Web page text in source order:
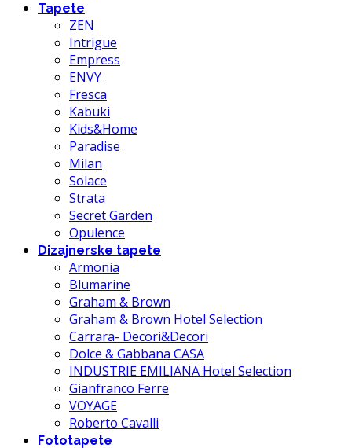
Tapete
ZEN
Intrigue
Empress
ENVY
Fresca
Kabuki
Kids&Home
Paradise
Milan
Solace
Strata
Secret Garden
Opulence
Dizajnerske tapete
Armonia
Blumarine
Graham & Brown
Graham & Brown Hotel Selection
Carrara- Decori&Decori
Dolce & Gabbana CASA
INDUSTRIE EMILIANA Hotel Selection
Gianfranco Ferre
VOYAGE
Roberto Cavalli
Fototapete